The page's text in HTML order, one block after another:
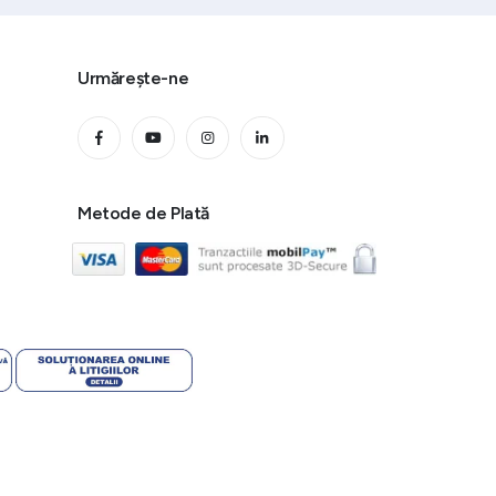
Urmărește-ne
Metode de Plată